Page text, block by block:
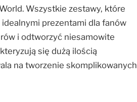
Wszystkie zestawy, które
prezentami dla fanów
i odtworzyć niesamowite
się dużą ilością
na tworzenie skomplikowanych